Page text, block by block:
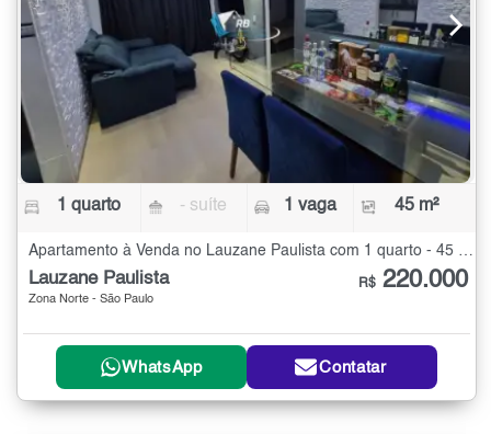
1 quarto - suíte 1 vaga 45 m²
Apartamento à Venda no Lauzane Paulista com 1 quarto - 45 m²
Lauzane Paulista
Zona Norte - São Paulo
R$ 220.000
WhatsApp Contatar